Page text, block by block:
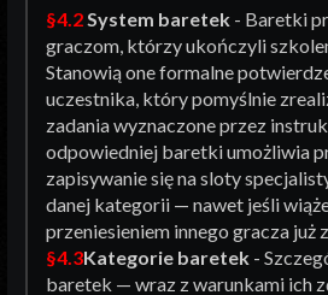
§4.2System baretek - Baretki
graczom, którzy ukończyli
Stanowią one formalne
uczestnika, który pomyślnie
zadania wyznaczone przez
odpowiedniej baretki umożliwia
zapisywanie się na sloty
danej kategorii — nawet jeśli
przeniesieniem innego gracza już
§4.3Kategorie baretek -
baretek — wraz z warunkami ich